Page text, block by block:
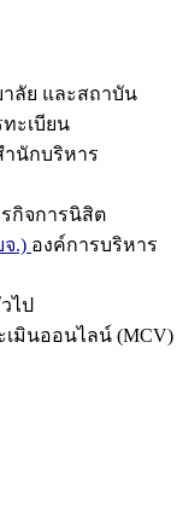
ลัย และสถาบัน
ะเบียน
ำนักบริหาร
กิจการนิสิต
.) องค์การบริหาร
ไป
เมินออนไลน์ (MCV)